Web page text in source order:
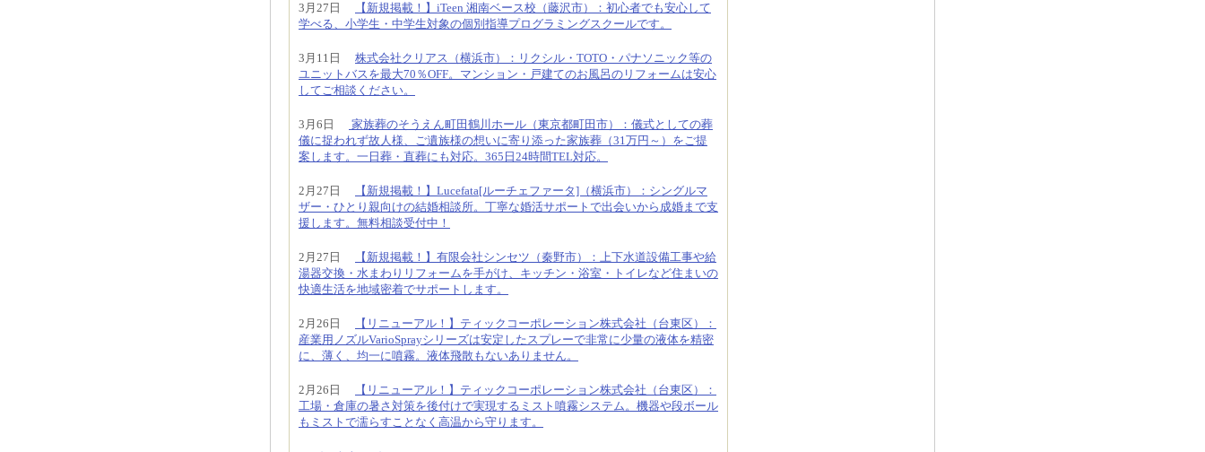
3月27日
【新規掲載！】iTeen 湘南ベース校（藤沢市）：初心者でも安心して
学べる、小学生・中学生対象の個別指導プログラミングスクールです。
3月11日 株式会社クリアス（横浜市）：リクシル・TOTO・パナソニック等の
ユニットバスを最大70％OFF。マンション・戸建てのお風呂のリフォームは安心
してご相談ください。
3月6日
家族葬のそうえん町田鶴川ホール（東京都町田市）：儀式としての葬
儀に捉われず故人様、ご遺族様の想いに寄り添った家族葬（31万円～）をご提
案します。一日葬・直葬にも対応。365日24時間TEL対応。
2月27日
【新規掲載！】Lucefata[ルーチェファータ]（横浜市）：シングルマ
ザー・ひとり親向けの結婚相談所。丁寧な婚活サポートで出会いから成婚まで支
援します。無料相談受付中！
2月27日
【新規掲載！】有限会社シンセツ（秦野市）：上下水道設備工事や給
湯器交換・水まわりリフォームを手がけ、キッチン・浴室・トイレなど住まいの
快適生活を地域密着でサポートします。
2月26日
【リニューアル！】ティックコーポレーション株式会社（台東区）：
産業用ノズルVarioSprayシリーズは安定したスプレーで非常に少量の液体を精密
に、薄く、均一に噴霧。液体飛散もないありません。
2月26日
【リニューアル！】ティックコーポレーション株式会社（台東区）：
工場・倉庫の暑さ対策を後付けで実現するミスト噴霧システム。機器や段ボール
もミストで濡らすことなく高温から守ります。